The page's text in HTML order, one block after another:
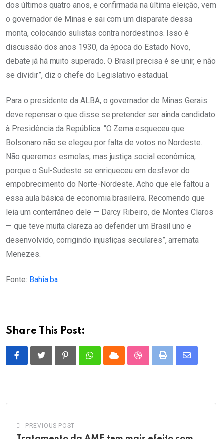
dos últimos quatro anos, e confirmada na última eleição, vem
o governador de Minas e sai com um disparate dessa
monta, colocando sulistas contra nordestinos. Isso é
discussão dos anos 1930, da época do Estado Novo,
debate já há muito superado. O Brasil precisa é se unir, e não
se dividir”, diz o chefe do Legislativo estadual.
Para o presidente da ALBA, o governador de Minas Gerais
deve repensar o que disse se pretender ser ainda candidato
à Presidência da República. “O Zema esqueceu que
Bolsonaro não se elegeu por falta de votos no Nordeste.
Não queremos esmolas, mas justiça social econômica,
porque o Sul-Sudeste se enriqueceu em desfavor do
empobrecimento do Norte-Nordeste. Acho que ele faltou a
essa aula básica de economia brasileira. Recomendo que
leia um conterrâneo dele — Darcy Ribeiro, de Montes Claros
— que teve muita clareza ao defender um Brasil uno e
desenvolvido, corrigindo injustiças seculares”, arremata
Menezes.
Fonte: Bahia.ba
Share This Post:
PinterestWhatsappCloud StumbleUpon
Print
Share
PREVIOUS POST